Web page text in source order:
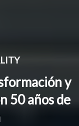
y
50 años de